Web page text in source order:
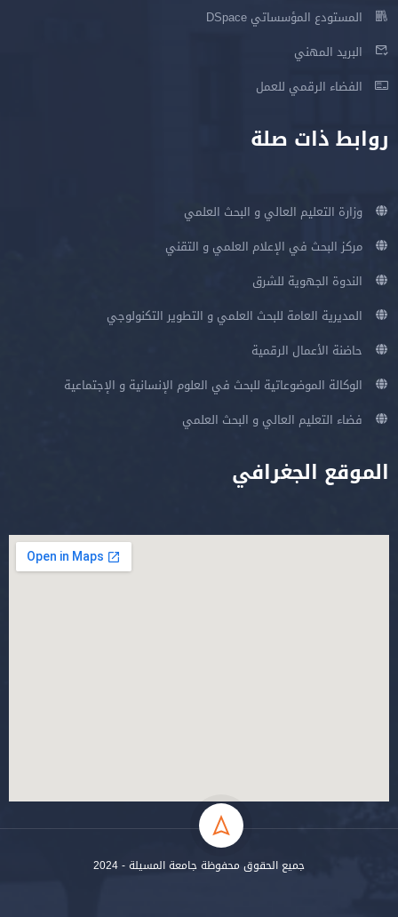
المستودع المؤسساتي DSpace
البريد المهني
الفضاء الرقمي للعمل
روابط ذات صلة
وزارة التعليم العالي و البحث العلمي
مركز البحث في الإعلام العلمي و التقني
الندوة الجهوية للشرق
المديرية العامة للبحث العلمي و التطوير التكنولوجي
حاضنة الأعمال الرقمية
الوكالة الموضوعاتية للبحث في العلوم الإنسانية و الإجتماعية
فضاء التعليم العالي و البحث العلمي
الموقع الجغرافي
جميع الحقوق محفوظة جامعة المسيلة - 2024